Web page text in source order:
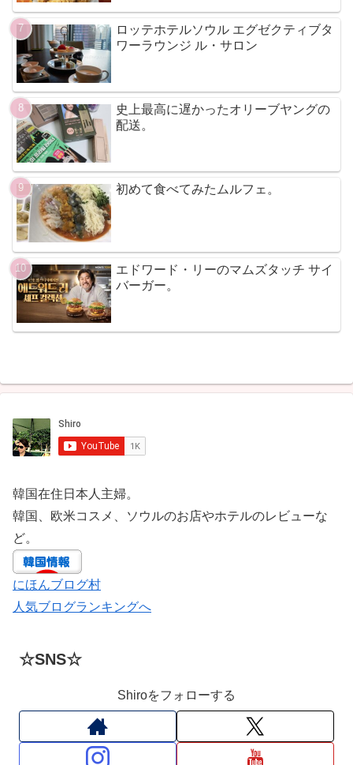
ロッテホテルソウル エグゼクティブタ
ワーラウンジ ル・サロン
史上最高に遅かったオリーブヤングの
配送。
初めて食べてみたムルフェ。
エドワード・リーのマムズタッチ サイ
バーガー。
韓国在住日本人主婦。
韓国、欧米コスメ、ソウルのお店やホテルのレビューな
ど。
にほんブログ村
人気ブログランキングへ
☆SNS☆
Shiroをフォローする